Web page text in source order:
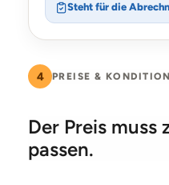
Steht für die
4 PREISE &
Der Preis muss
passen.